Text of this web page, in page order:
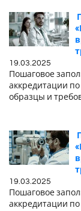
19.03.2025
Пошаговое
аккредитации
образцы и
19.03.2025
Пошаговое
аккредитации